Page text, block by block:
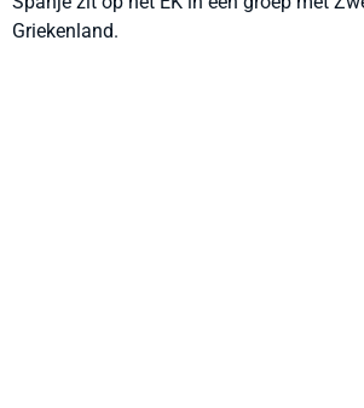
Griekenland.